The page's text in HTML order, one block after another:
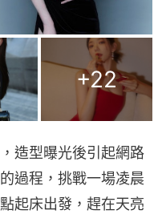
+22
造型曝光後引起網路
過程，挑戰一場凌晨
起床出發，趕在天亮